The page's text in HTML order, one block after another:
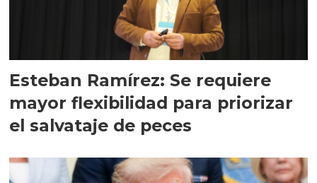
Esteban Ramírez: Se requiere
mayor flexibilidad para priorizar
el salvataje de peces